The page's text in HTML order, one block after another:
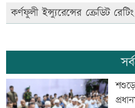
কর্ণফুলী ইন্স্যুরেন্সের ক্রেডিট